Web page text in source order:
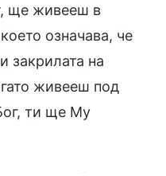
ще живееш в
означава, че
закрилата на
живееш под
ти ще Му